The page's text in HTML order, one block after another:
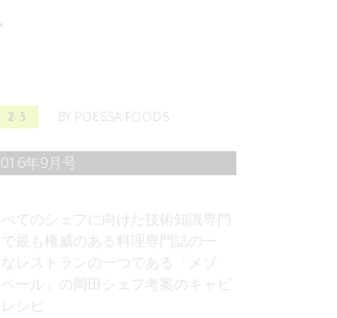
BY POESSA FOODS
べてのシェフに向けた技術知識専門
最も権威のある料理専門誌の一
レストランの一つである「メゾ
ール」の岡田シェフ考案のキャビ
シピ